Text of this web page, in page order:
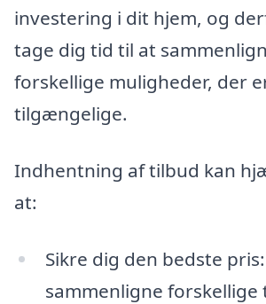
investering i dit hjem, og
tage dig tid til at
forskellige muligheder, der
tilgængelige.
Indhentning af tilbud kan
at:
Sikre dig den bedste
sammenligne forskellige